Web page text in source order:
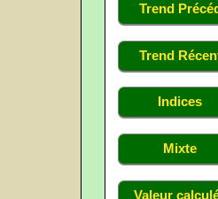
Trend Précéd
Trend
Indices
Mixte
Valeur